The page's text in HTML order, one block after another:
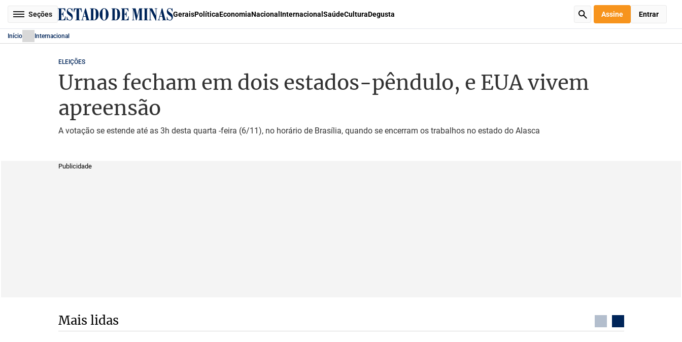
Seções GeraisPolíticaEconomiaNacional Internacional SaúdeCulturaDegusta Assine Entrar
Início Internacional
ELEIÇÕES
Urnas fecham em dois estados-pêndulo, e EUA vivem
apreensão
A votação se estende até as 3h desta quarta -feira (6/11), no horário de Brasília, quando se encerram os trabalhos no estado do Alasca
Publicidade
Mais lidas